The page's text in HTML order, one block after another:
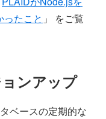
たこと 」 をご覧
ンアップ
ベースの定期的な